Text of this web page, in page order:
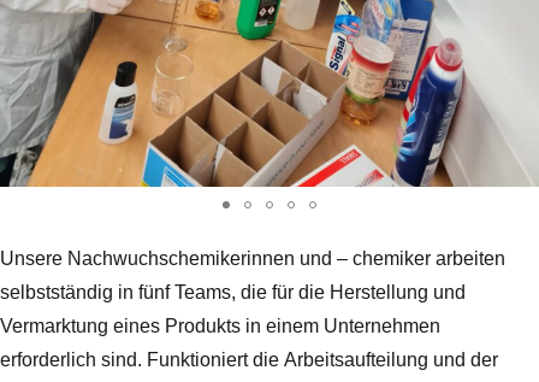
Unsere Nachwuchschemikerinnen und – chemiker arbeiten
selbstständig in fünf Teams, die für die Herstellung und
Vermarktung eines Produkts in einem Unternehmen
erforderlich sind. Funktioniert die Arbeitsaufteilung und der